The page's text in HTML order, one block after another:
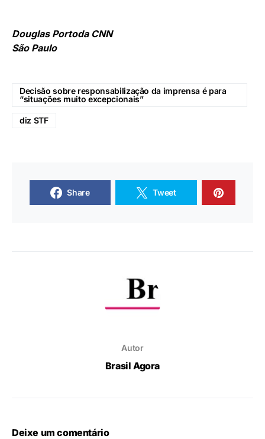
Douglas Portoda CNN
São Paulo
Decisão sobre responsabilização da imprensa é para
“situações muito excepcionais”
diz STF
Share Tweet
Autor
Brasil Agora
Deixe um comentário